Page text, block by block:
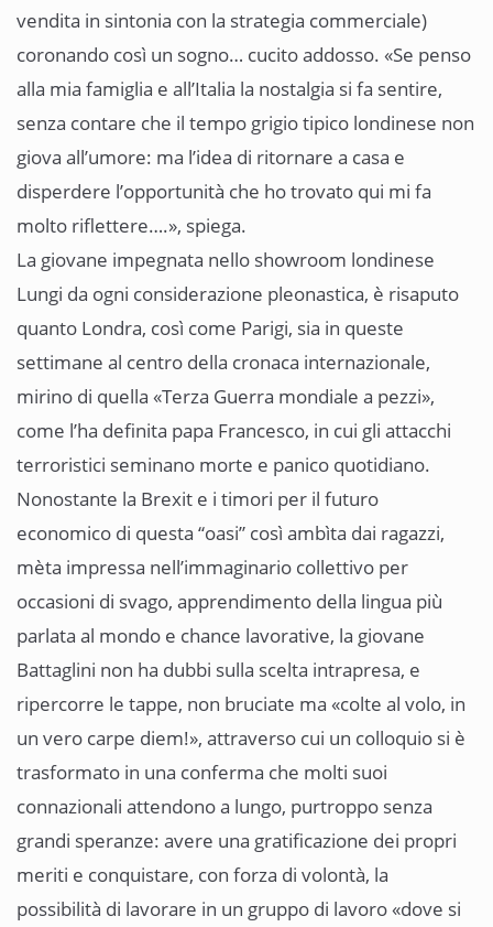
vendita in sintonia con la strategia commerciale)
coronando così un sogno… cucito addosso. «Se penso
alla mia famiglia e all’Italia la nostalgia si fa sentire,
senza contare che il tempo grigio tipico londinese non
giova all’umore: ma l’idea di ritornare a casa e
disperdere l’opportunità che ho trovato qui mi fa
molto riflettere….», spiega.
La giovane impegnata nello showroom londinese
Lungi da ogni considerazione pleonastica, è risaputo
quanto Londra, così come Parigi, sia in queste
settimane al centro della cronaca internazionale,
mirino di quella «Terza Guerra mondiale a pezzi»,
come l’ha definita papa Francesco, in cui gli attacchi
terroristici seminano morte e panico quotidiano.
Nonostante la Brexit e i timori per il futuro
economico di questa “oasi” così ambìta dai ragazzi,
mèta impressa nell’immaginario collettivo per
occasioni di svago, apprendimento della lingua più
parlata al mondo e chance lavorative, la giovane
Battaglini non ha dubbi sulla scelta intrapresa, e
ripercorre le tappe, non bruciate ma «colte al volo, in
un vero carpe diem!», attraverso cui un colloquio si è
trasformato in una conferma che molti suoi
connazionali attendono a lungo, purtroppo senza
grandi speranze: avere una gratificazione dei propri
meriti e conquistare, con forza di volontà, la
possibilità di lavorare in un gruppo di lavoro «dove si